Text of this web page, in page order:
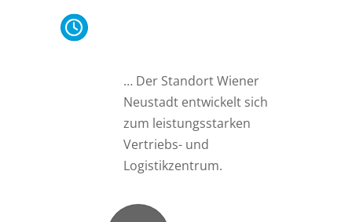
… Der Standort Wiener
Neustadt entwickelt sich
zum leistungsstarken
Vertriebs- und
Logistikzentrum.